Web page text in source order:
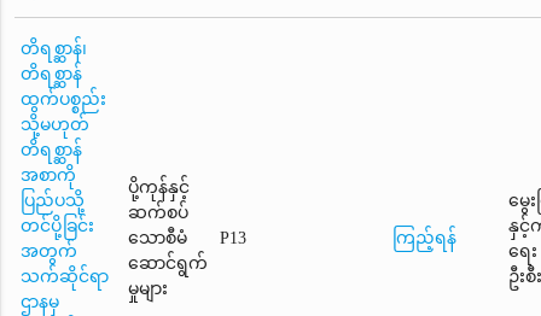
တိရစ္ဆာန်၊
တိရစ္ဆာန်
ထွက်ပစ္စည်း
သို့မဟုတ်
တိရစ္ဆာန်
အစာကို
ပြည်ပသို့
တင်ပို့ခြင်း
အတွက်
သက်ဆိုင်ရာ
ဌာနမှ
ပို့ကုန်နှင့်
ဆက်စပ်
သောစီမံ
ဆောင်ရွက်
မှုများ
P13 ကြည့်ရန်
မွေး
နှ
ရေး
ဦးစီ